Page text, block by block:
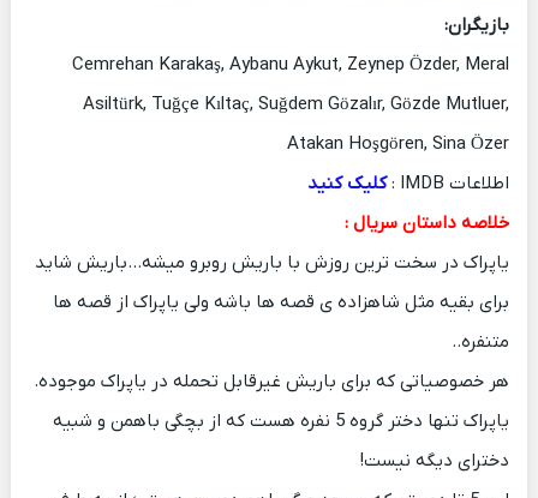
بازیگران:
Cemrehan Karakaş, Aybanu Aykut, Zeynep Özder, Meral
Asiltürk, Tuğçe Kıltaç, Suğdem Gözalır, Gözde Mutluer,
Atakan Hoşgören, Sina Özer
اطلاعات IMDB :
کلیک کنید
خلاصه داستان سریال :
یاپراک در سخت ترین روزش با باریش روبرو میشه…باریش شاید
برای بقیه مثل شاهزاده ی قصه ها باشه ولی یاپراک از قصه ها
متنفره..
هر خصوصیاتی که برای باریش غیرقابل تحمله در یاپراک موجوده.
یاپراک تنها دختر گروه 5 نفره هست که از بچگی باهمن و شبیه
دخترای دیگه نیست!